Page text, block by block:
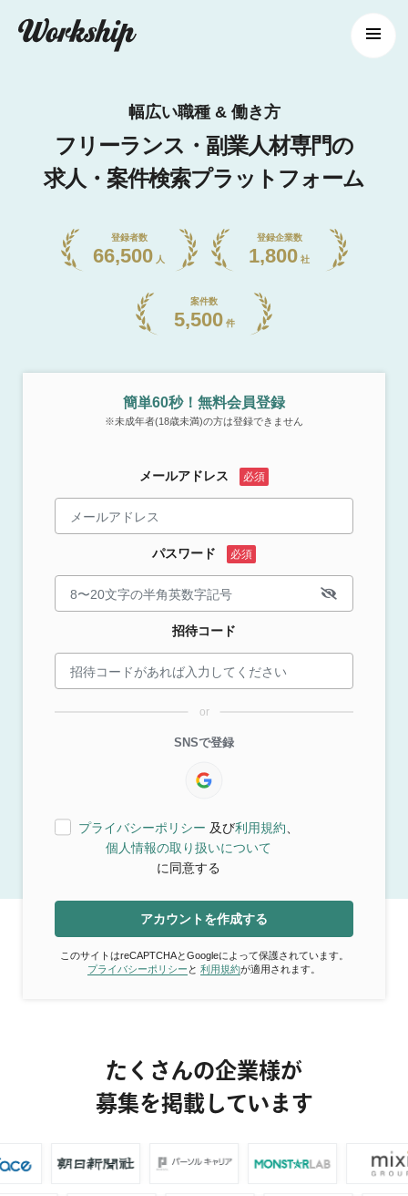
幅広い職種 & 働き方
フリーランス・副業人材専門の
求人・案件検索プラットフォーム
登録者数
66,500 人
登録企業数
1,800 社
案件数
5,500 件
簡単60秒！無料会員登録
※未成年者(18歳未満)の方は登録できません
メールアドレス
パスワード
招待コード
or
SNSで登録
プライバシーポリシー 及び利用規約
個人情報の取り扱いについて
に同意する
アカウントを作成する
このサイトはreCAPTCHAとGoogleによって保護されています。
プライバシーポリシー と 利用規約が適用されます。
たくさんの企業様が
募集を掲載しています